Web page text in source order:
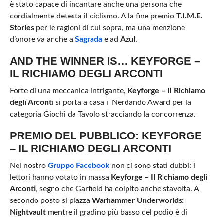
è stato capace di incantare anche una persona che
cordialmente detesta il ciclismo. Alla fine premio T.I.M.E.
Storiesper le ragioni di cui sopra, ma una menzione
d’onore va anche a Sagradae ad Azul .
AND THE WINNER IS… KEYFORGE –
IL RICHIAMO DEGLI ARCONTI
Forte di una meccanica intrigante, Keyforge – Il Richiamo
degli Arconti si porta a casa il Nerdando Award per la
categoria Giochi da Tavolo stracciando la concorrenza.
PREMIO DEL PUBBLICO: KEYFORGE
– IL RICHIAMO DEGLI ARCONTI
Nel nostro Gruppo Facebooknon ci sono stati dubbi: i
lettori hanno votato in massa Keyforge – Il Richiamo degli
Arconti, segno che Garfield ha colpito anche stavolta. Al
secondo posto si piazza Warhammer Underworlds:
Nightvaultmentre il gradino più basso del podio è di